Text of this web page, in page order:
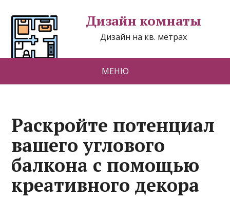
Дизайн комнаты
Дизайн на кв. метрах
МЕНЮ
Раскройте потенциал
вашего углового
балкона с помощью
креативного декора